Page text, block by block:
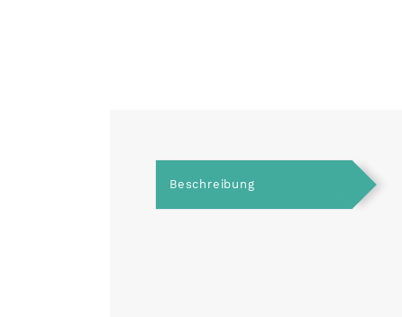
Beschreibung